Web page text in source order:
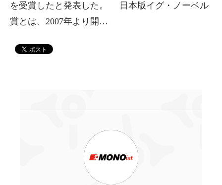
を受賞したと発表した。 日本版イグ・ノーベル
賞とは、2007年より開…